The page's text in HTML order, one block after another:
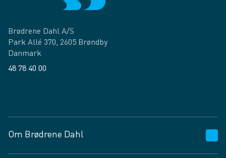
Brødrene Dahl A/S
Park Allé 370, 2605 Brøndby
Danmark
48 78 40 00
Om Brødrene Dahl